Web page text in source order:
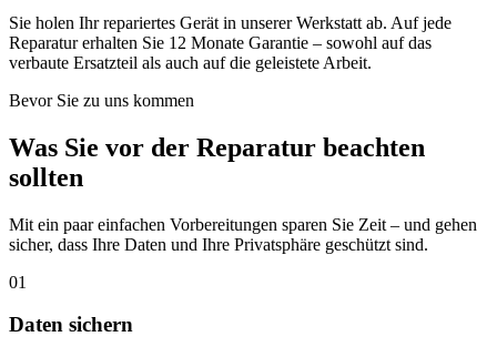
Sie holen Ihr repariertes Gerät in unserer Werkstatt ab. Auf jede
Reparatur erhalten Sie 12 Monate Garantie – sowohl auf das
verbaute Ersatzteil als auch auf die geleistete Arbeit.
Bevor Sie zu uns kommen
Was Sie vor der Reparatur beachten
sollten
Mit ein paar einfachen Vorbereitungen sparen Sie Zeit – und gehen
sicher, dass Ihre Daten und Ihre Privatsphäre geschützt sind.
01
Daten sichern